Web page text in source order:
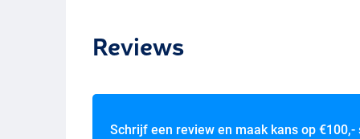
Reviews
Schrijf een review en maak kans op €100,-